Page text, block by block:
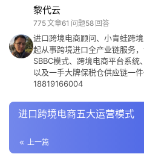
黎代云
775文章61 问题58 回答
进口跨境电商顾问、小青蛙跨
起从事跨境进口全产业链服务
SBBC模式、跨境电商平台系统
以及一手大牌保税仓供应链一
18819166004
进口跨境电商五大运营模式
上一篇